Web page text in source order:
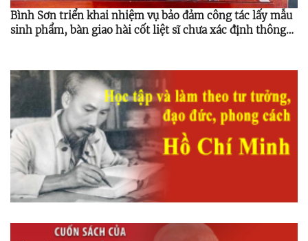
Bình Sơn triển khai nhiệm vụ bảo đảm công tác lấy mẫu
sinh phẩm, bàn giao hài cốt liệt sĩ chưa xác định thông